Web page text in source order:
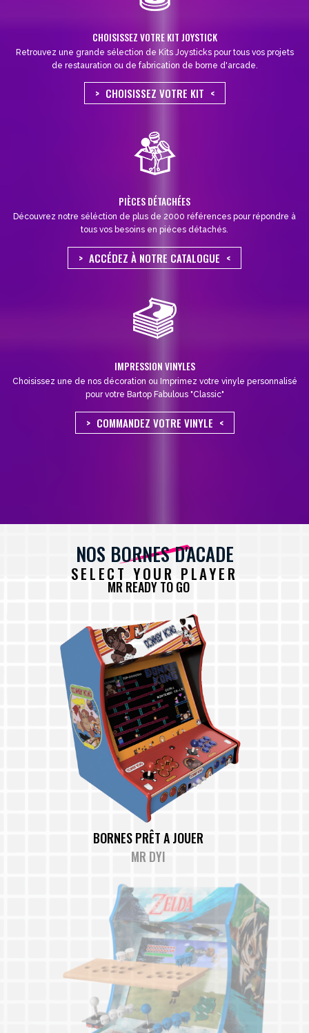
CHOISISSEZ VOTRE KIT JOYSTICK
Retrouvez une grande sélection de Kits Joysticks pour tous vos projets
de restauration ou de fabrication de borne d'arcade.
CHOISISSEZ VOTRE KIT
PIÈCES DÉTACHÉES
Découvrez notre séléction de plus de 2000 références pour répondre à
tous vos besoins en piéces détachés.
ACCÉDEZ À NOTRE CATALOGUE
IMPRESSION VINYLES
Choisissez une de nos décoration ou Imprimez votre vinyle personnalisé
pour votre Bartop Fabulous "Classic"
COMMANDEZ VOTRE VINYLE
NOS BORNES D'ACADE
SELECT YOUR PLAYER
MR READY TO GO
BORNES PRÊT A JOUER
MR DYI